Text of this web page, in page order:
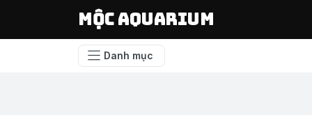
Mộc Aquarium
Danh mục